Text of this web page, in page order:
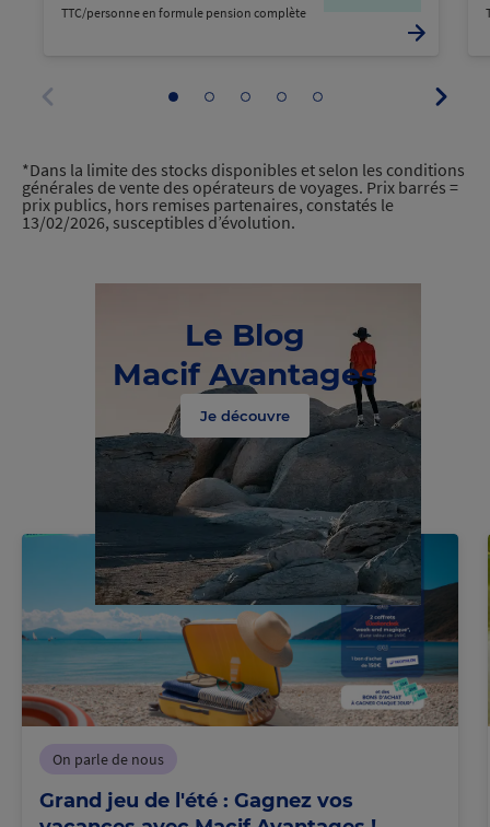
TTC/personne en formule pension complète
Aller
Aller
Aller
Aller
Aller
*Dans la limite des stocks disponibles et selon les conditions
générales de vente des opérateurs de voyages. Prix barrés =
prix publics, hors remises partenaires, constatés le
13/02/2026, susceptibles d’évolution.
Le Blog
Macif Avantages
Je découvre
On parle de nous
Grand jeu de l'été : Gagnez vos